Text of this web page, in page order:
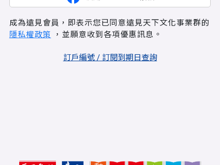
成為遠見會員，即表示您已同意遠見天下文化事業群的
隱私權政策 ，並願意收到各項優惠訊息。
訂戶編號 / 訂閱到期日查詢